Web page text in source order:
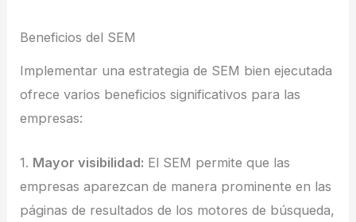
Beneficios del SEM
Implementar una estrategia de SEM bien ejecutada
ofrece varios beneficios significativos para las
empresas:
1. Mayor visibilidad: El SEM permite que las
empresas aparezcan de manera prominente en las
páginas de resultados de los motores de búsqueda,